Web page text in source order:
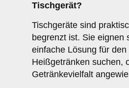
Tischgerät?
Tischgeräte sind
begrenzt ist. Sie eignen
einfache Lösung für
Heißgetränken suchen,
Getränkevielfalt